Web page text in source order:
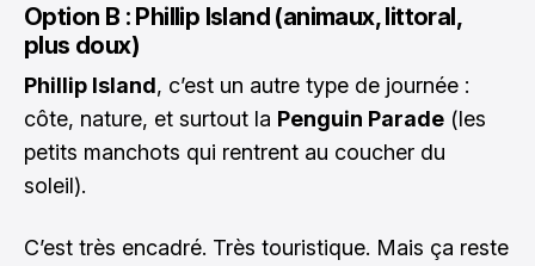
Option B : Phillip Island (animaux, littoral,
plus doux)
Phillip Island, c’est un autre type de journée :
côte, nature, et surtout la Penguin Parade (les
petits manchots qui rentrent au coucher du
soleil).
C’est très encadré. Très touristique. Mais ça reste